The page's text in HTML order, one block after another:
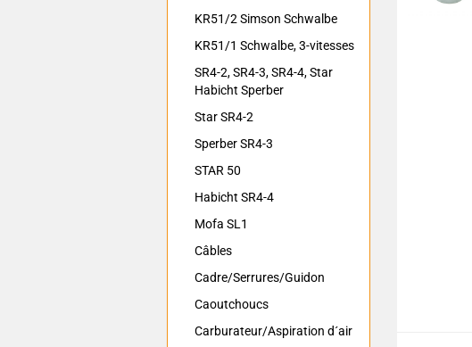
KR51/2 Simson Schwalbe
KR51/1 Schwalbe, 3-vitesses
SR4-2, SR4-3, SR4-4, Star
Habicht Sperber
Star SR4-2
Sperber SR4-3
STAR 50
Habicht SR4-4
Mofa SL1
Câbles
Cadre/Serrures/Guidon
Caoutchoucs
Carburateur/Aspiration d´air